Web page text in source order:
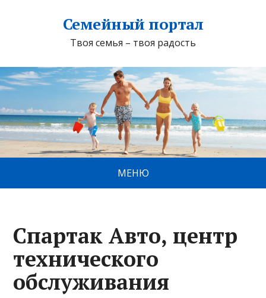
Семейный портал
Твоя семья – твоя радость
МЕНЮ
Спартак Авто, центр
технического
обслуживания